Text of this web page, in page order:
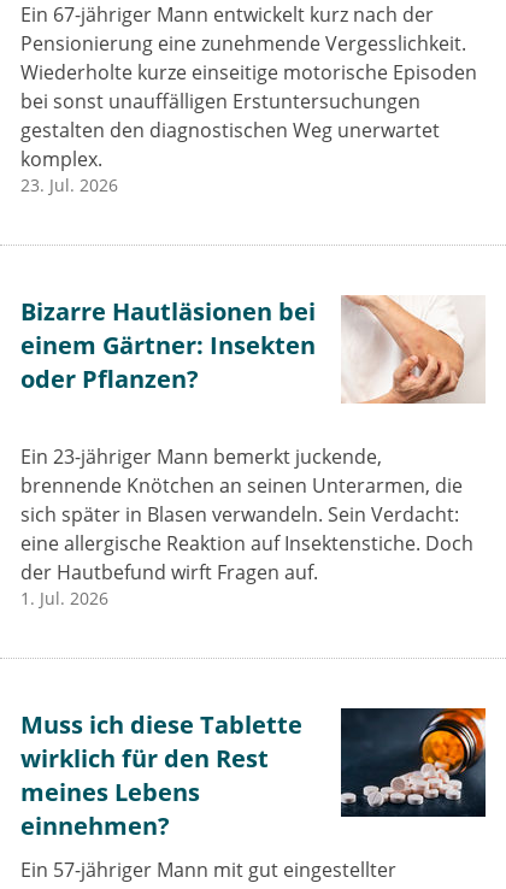
Ein 67-jähriger Mann entwickelt kurz nach der
Pensionierung eine zunehmende Vergesslichkeit.
Wiederholte kurze einseitige motorische Episoden
bei sonst unauffälligen Erstuntersuchungen
gestalten den diagnostischen Weg unerwartet
komplex.
23. Jul. 2026
Bizarre Hautläsionen bei
einem Gärtner: Insekten
oder Pflanzen?
Ein 23-jähriger Mann bemerkt juckende,
brennende Knötchen an seinen Unterarmen, die
sich später in Blasen verwandeln. Sein Verdacht:
eine allergische Reaktion auf Insektenstiche. Doch
der Hautbefund wirft Fragen auf.
1. Jul. 2026
Muss ich diese Tablette
wirklich für den Rest
meines Lebens
einnehmen?
Ein 57-jähriger Mann mit gut eingestellter